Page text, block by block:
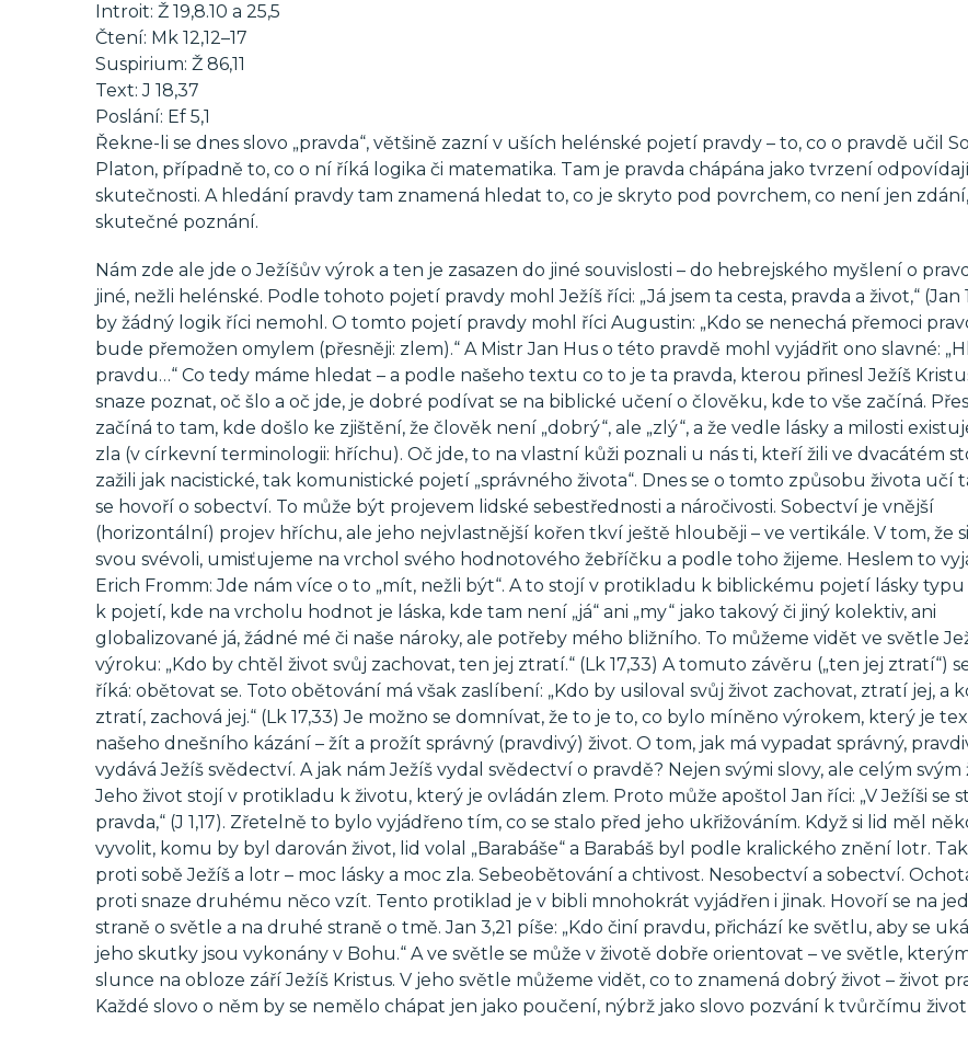
Introit: Ž 19,8.10 a 25,5
Čtení: Mk 12,12–17
Suspirium: Ž 86,11
Text: J 18,37
Poslání: Ef 5,1
Řekne-li se dnes slovo „pravda“, většině zazní v uších helénské pojetí pravdy – to, co o pravdě učil
Platon, případně to, co o ní říká logika či matematika. Tam je pravda chápána jako tvrzení
skutečnosti. A hledání pravdy tam znamená hledat to, co je skryto pod povrchem, co není jen
skutečné poznání.
Nám zde ale jde o Ježíšův výrok a ten je zasazen do jiné souvislosti – do hebrejského myšlení o
jiné, nežli helénské. Podle tohoto pojetí pravdy mohl Ježíš říci: „Já jsem ta cesta, pravda a život,“ (Jan
by žádný logik říci nemohl. O tomto pojetí pravdy mohl říci Augustin: „Kdo se nenechá přemoci
bude přemožen omylem (přesněji: zlem).“ A Mistr Jan Hus o této pravdě mohl vyjádřit ono slavné:
pravdu…“ Co tedy máme hledat – a podle našeho textu co to je ta pravda, kterou přinesl Ježíš
snaze poznat, oč šlo a oč jde, je dobré podívat se na biblické učení o člověku, kde to vše začíná.
začíná to tam, kde došlo ke zjištění, že člověk není „dobrý“, ale „zlý“, a že vedle lásky a milosti
zla (v církevní terminologii: hříchu). Oč jde, to na vlastní kůži poznali u nás ti, kteří žili ve dvacátém
zažili jak nacistické, tak komunistické pojetí „správného života“. Dnes se o tomto způsobu života učí
se hovoří o sobectví. To může být projevem lidské sebestřednosti a náročivosti. Sobectví je vnější
(horizontální) projev hříchu, ale jeho nejvlastnější kořen tkví ještě hlouběji – ve vertikále. V tom, že si
svou svévoli, umisťujeme na vrchol svého hodnotového žebříčku a podle toho žijeme. Heslem to
Erich Fromm: Jde nám více o to „mít, nežli být“. A to stojí v protikladu k biblickému pojetí lásky typu
k pojetí, kde na vrcholu hodnot je láska, kde tam není „já“ ani „my“ jako takový či jiný kolektiv, ani
globalizované já, žádné mé či naše nároky, ale potřeby mého bližního. To můžeme vidět ve světle
výroku: „Kdo by chtěl život svůj zachovat, ten jej ztratí.“ (Lk 17,33) A tomuto závěru („ten jej ztratí“)
říká: obětovat se. Toto obětování má však zaslíbení: „Kdo by usiloval svůj život zachovat, ztratí jej, a
ztratí, zachová jej.“ (Lk 17,33) Je možno se domnívat, že to je to, co bylo míněno výrokem, který je
našeho dnešního kázání – žít a prožít správný (pravdivý) život. O tom, jak má vypadat správný,
vydává Ježíš svědectví. A jak nám Ježíš vydal svědectví o pravdě? Nejen svými slovy, ale celým svým
Jeho život stojí v protikladu k životu, který je ovládán zlem. Proto může apoštol Jan říci: „V Ježíši se
pravda,“ (J 1,17). Zřetelně to bylo vyjádřeno tím, co se stalo před jeho ukřižováním. Když si lid měl
vyvolit, komu by byl darován život, lid volal „Barabáše“ a Barabáš byl podle kralického znění lotr.
proti sobě Ježíš a lotr – moc lásky a moc zla. Sebeobětování a chtivost. Nesobectví a sobectví.
proti snaze druhému něco vzít. Tento protiklad je v bibli mnohokrát vyjádřen i jinak. Hovoří se na
straně o světle a na druhé straně o tmě. Jan 3,21 píše: „Kdo činí pravdu, přichází ke světlu, aby se
jeho skutky jsou vykonány v Bohu.“ A ve světle se může v životě dobře orientovat – ve světle,
slunce na obloze září Ježíš Kristus. V jeho světle můžeme vidět, co to znamená dobrý život – život
Každé slovo o něm by se nemělo chápat jen jako poučení, nýbrž jako slovo pozvání k tvůrčímu